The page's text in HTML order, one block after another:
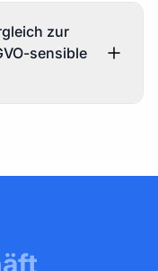
zur
sensible